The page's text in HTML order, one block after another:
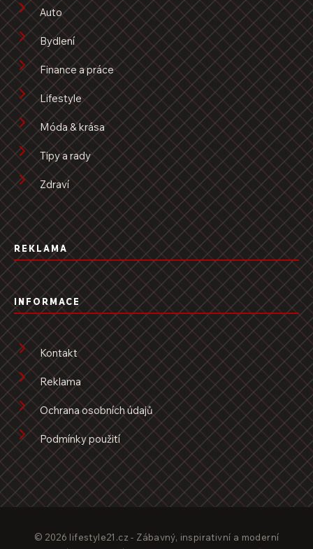
Auto
Bydlení
Finance a práce
Lifestyle
Móda & krása
Tipy a rady
Zdraví
REKLAMA
INFORMACE
Kontakt
Reklama
Ochrana osobních údajů
Podmínky použití
© 2026 lifestyle21.cz - Zábavný, inspirativní a moderní